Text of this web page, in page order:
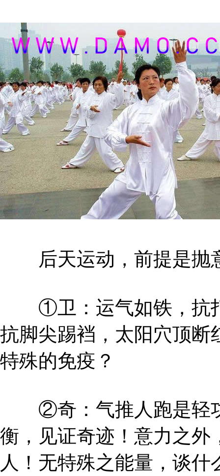
后天运动，前提是抛
①卫：运气如铁，抗打
抗脚尖踢裆，太阳穴顶断
特殊的免疫？
②奇：气推人跑是轻功
衡，见证奇迹！意力之外
人！无特殊之能量，谈